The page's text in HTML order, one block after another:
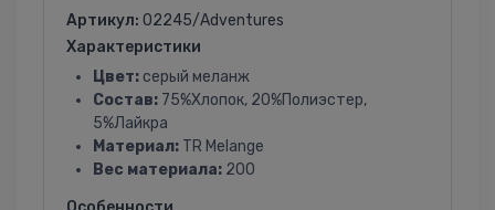
Артикул: 02245/Adventures
Характеристики
Цвет: серый меланж
Состав: 75%Хлопок, 20%Полиэстер,
5%Лайкра
Материал: TR Melange
Вес материала: 200